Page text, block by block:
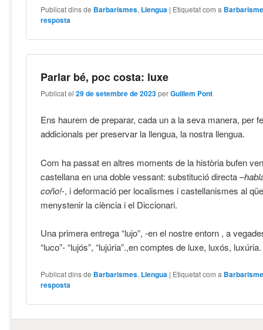
Publicat dins de Barbarismes, Llengua | Etiquetat com a
resposta
Parlar bé, poc costa: luxe
Publicat el29 de setembre de 2023 perGuillem Pont
Ens haurem de preparar, cada un a la seva manera, per
addicionals per preservar la llengua, la nostra llengua.
Com ha passat en altres moments de la història bufen
castellana en una doble vessant: substitució directa –
coño!-, i deformació per localismes i castellanismes al
menystenir la ciència i el Diccionari.
Una primera entrega “lujo”, -en el nostre entorn , a
“luco”- “lujós”, “lujúria”.,en comptes de luxe, luxós,
Publicat dins de Barbarismes, Llengua | Etiquetat com a
resposta